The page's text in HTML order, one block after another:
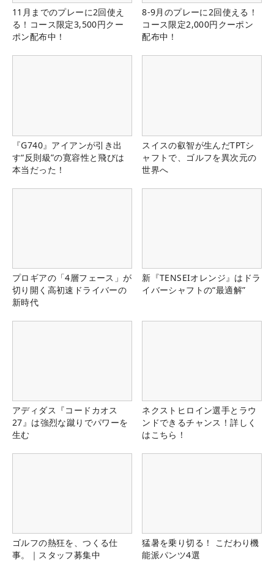
11月までのプレーに2回使え
る！コース限定3,500円クー
ポン配布中！
8-9月のプレーに2回使える！
コース限定2,000円クーポン
配布中！
『G740』アイアンが引き出
す“反則級”の寛容性と飛びは
本当だった！
スイスの叡智が生んだTPTシ
ャフトで、ゴルフを異次元の
世界へ
プロギアの「4層フェース」が
切り開く高初速ドライバーの
新時代
新『TENSEIオレンジ』はドラ
イバーシャフトの“最適解”
アディダス『コードカオス
27』は強烈な蹴りでパワーを
生む
ネクストヒロイン選手とラウ
ンドできるチャンス！詳しく
はこちら！
ゴルフの熱狂を、つくる仕
事。｜スタッフ募集中
猛暑を乗り切る！ こだわり機
能派パンツ4選